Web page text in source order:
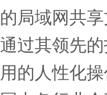
的局域网共
通过其领先
用的人性化